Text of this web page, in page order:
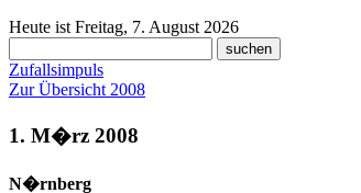
Heute ist Freitag, 7. August 2026
Zufallsimpuls
Zur Übersicht 2008
1. M�rz 2008
N�rnberg